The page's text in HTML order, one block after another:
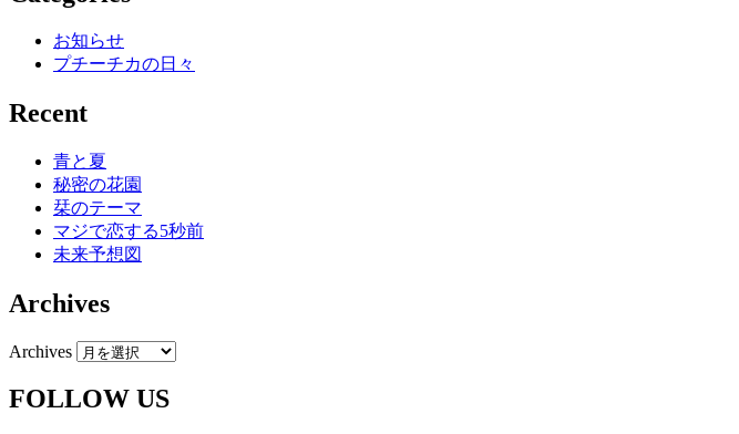
お知らせ
プチーチカの日々
Recent
青と夏
秘密の花園
栞のテーマ
マジで恋する5秒前
未来予想図
Archives
Archives
FOLLOW US